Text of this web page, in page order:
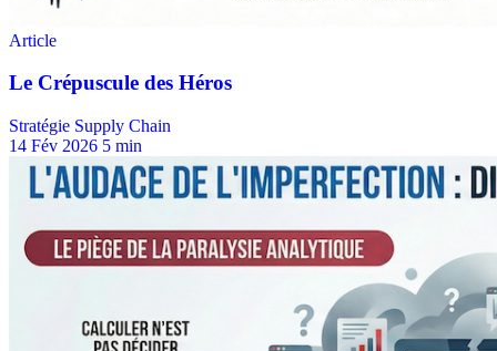
Stratégie Supply Chain
14 Fév 2026 5 min